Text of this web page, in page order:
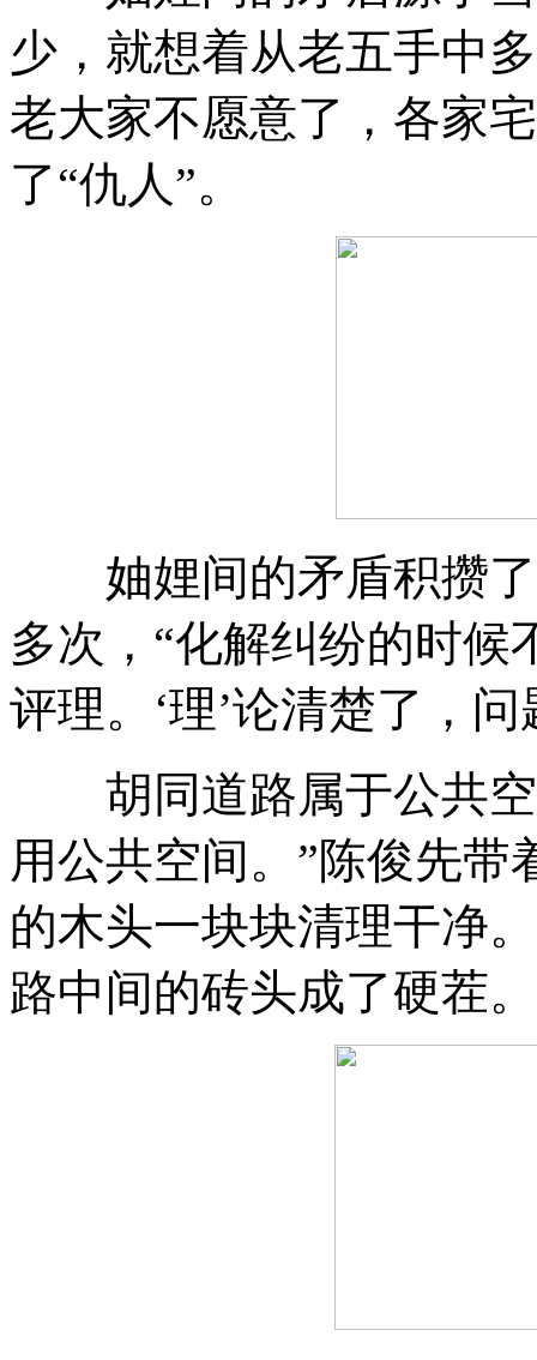
少 ， 就想着从老五手中
老大家不愿意了 ， 各家
了“仇人”。
妯娌间的矛盾积攒了
多次 ， “化解纠纷的时候
评理。 ‘理’论清楚了 ， 问
胡同道路属于公共
用公共空间 。 ”陈俊先带
的木头一块块清理干净。
路中间的砖头成了硬茬。